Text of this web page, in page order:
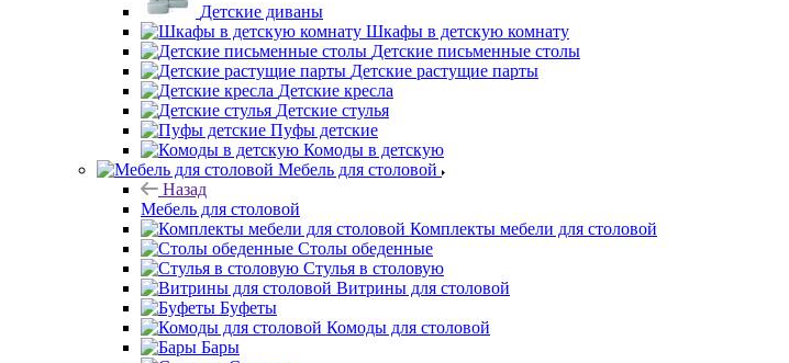
Детские диваны
Шкафы в детскую комнату
Детские письменные столы
Детские растущие парты
Детские кресла
Детские стулья
Пуфы детские
Комоды в детскую
Мебель для столовой
Назад
Мебель для столовой
Комплекты мебели для столовой
Столы обеденные
Стулья в столовую
Витрины для столовой
Буфеты
Комоды для столовой
Бары